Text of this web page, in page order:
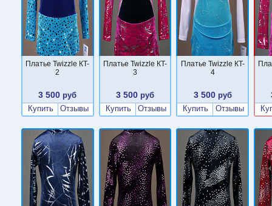
Платье Twizzle КT-
2
3 500 руб
Купить
Отзывы
Платье Twizzle КT-
3
3 500 руб
Купить
Отзывы
Платье Twizzle КT-
4
3 500руб
Купить
Отзывы